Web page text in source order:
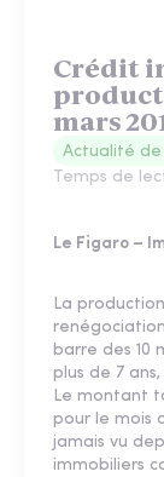
Crédit
mars
Actualité
Temps de
Le Figaro –
La
barre des 10
plus de 7
Le montant
pour le mois
jamais vu
immobiliers